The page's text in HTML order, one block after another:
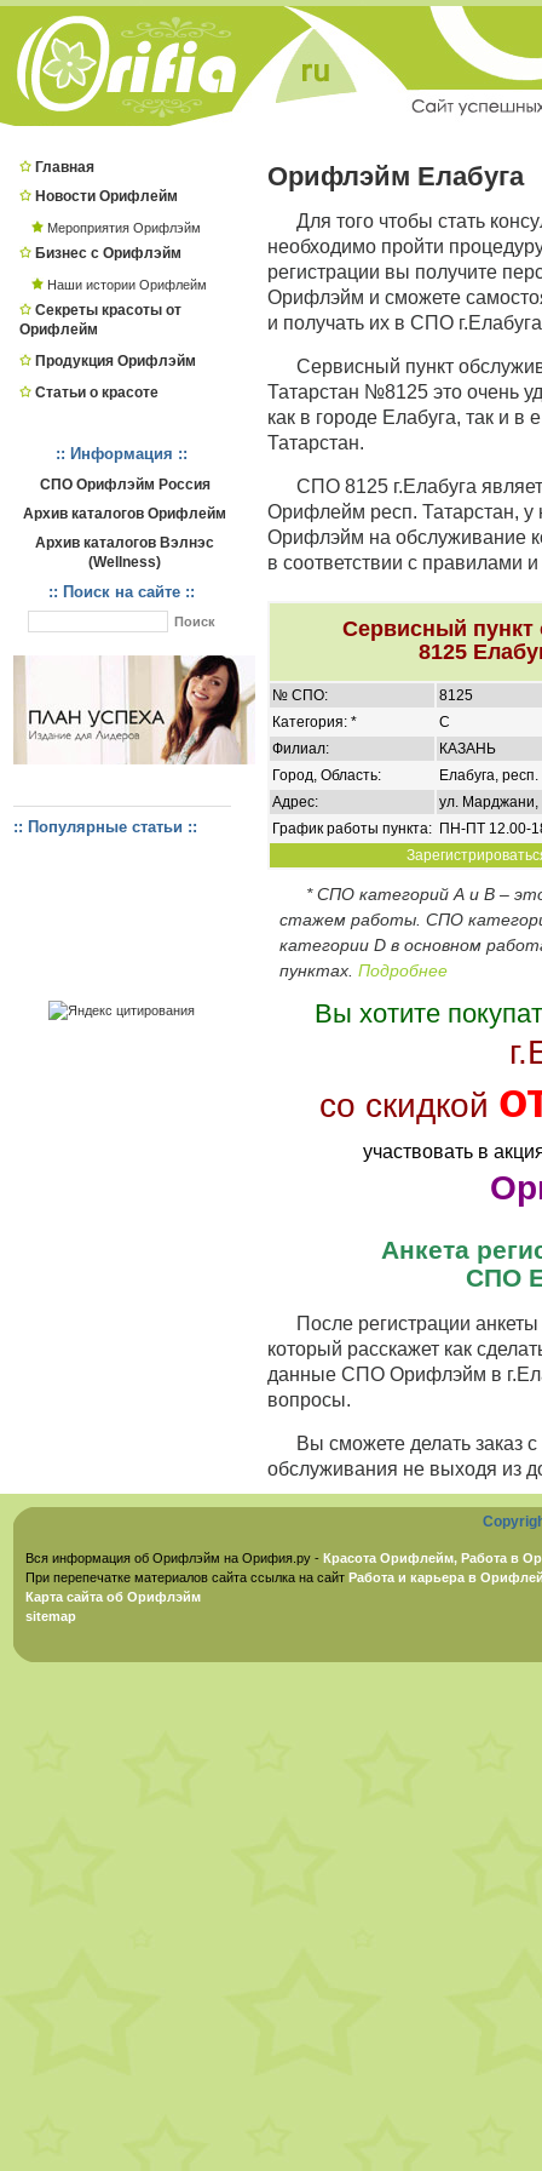
Главная
Новости Орифлейм
Мероприятия Орифлэйм
Бизнес с Орифлэйм
Наши истории Орифлейм
Секреты красоты от
Орифлейм
Продукция Орифлэйм
Статьи о красоте
:: Информация ::
СПО Орифлэйм Россия
Архив каталогов Орифлейм
Архив каталогов Вэлнэс
(Wellness)
:: Поиск на сайте ::
:: Популярные статьи ::
Орифлэйм Елабуга
Для того чтобы стать
необходимо пройти
регистрации вы получите
Орифлэйм и сможете
и получать их в СПО
Сервисный пункт
Татарстан №8125 это очень
как в городе Елабуга, так и в
Татарстан.
СПО 8125 г.Елабуга
Орифлейм респ. Татарстан, у
Орифлэйм на обслуживание
в соответствии с правилами
Сервисный
8125
№ СПО:
8125
Категория: *
C
Филиал:
КАЗАНЬ
Город, Область:
Елабуга,
Адрес:
ул. Марджани,
График работы пункта: ПН-ПТ 12.00-
* СПО категорий А и В –
стажем работы. СПО
категории D в основном
пунктах. Подробнее
Вы хотите
со скидкой
участвовать в
Анкета
СПО
После регистрации
который расскажет как
данные СПО Орифлэйм в
вопросы.
Вы сможете делать заказ
обслуживания не выходя из
Вся информация об Орифлэйм на Орифия.ру - Красота Орифлейм, Работа в
При перепечатке материалов сайта ссылка на сайт Работа и карьера в
Карта сайта об Орифлэйм
sitemap